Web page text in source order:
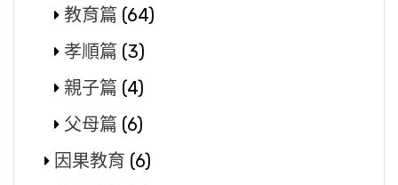
教育篇 (64)
孝順篇 (3)
親子篇 (4)
父母篇 (6)
因果教育 (6)